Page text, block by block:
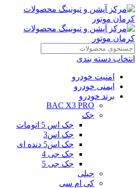
انتخاب دسته بندی
امنیت خودرو
ایمنی خودرو
برند خودرو
BAC X3 PRO
جک
جک اس 5 اتومات
جک اس3
جک اس5 دنده ای
جک جی 4
جک جی 5
جیلی
کی ام سی